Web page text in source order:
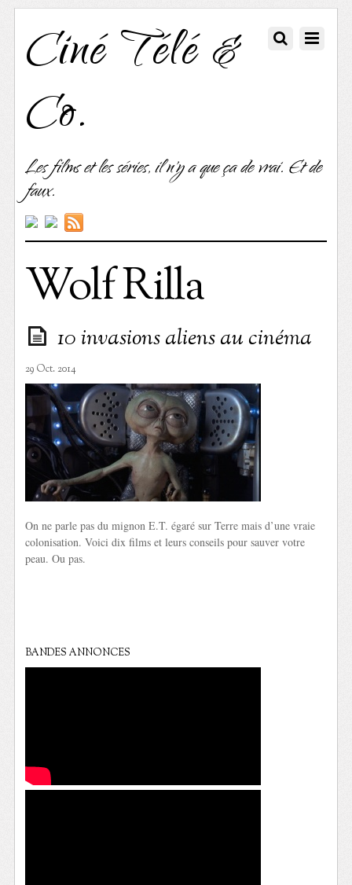
Ciné Télé &
Co.
Les films et les séries, il n'y a que ça de vrai. Et de
faux.
Wolf Rilla
10 invasions aliens au cinéma
29 Oct. 2014
On ne parle pas du mignon E.T. égaré sur Terre mais d’une vraie
colonisation. Voici dix films et leurs conseils pour sauver votre
peau. Ou pas.
BANDES ANNONCES